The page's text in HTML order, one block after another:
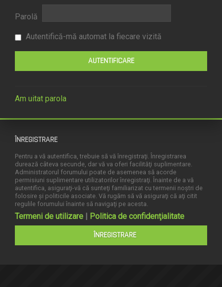
Parolă
Autentifică-mă automat la fiecare vizită
Am uitat parola
ÎNREGISTRARE
Pentru a vă autentifica, trebuie să vă înregistraţi. Înregistrarea
durează câteva secunde, dar vă va oferi facilităţi suplimentare.
Administratorul forumului poate de asemenea să acorde
permisiuni suplimentare utilizatorilor înregistraţi. Înainte de a vă
autentifica, asiguraţi-vă că sunteţi familiarizat cu termenii noştri de
folosire şi politicile asociate. Vă rugăm să vă asiguraţi că aţi citit
regulile forumului înainte să navigaţi pe acesta.
Termeni de utilizare | Politica de confidenţialitate
ÎNREGISTRARE